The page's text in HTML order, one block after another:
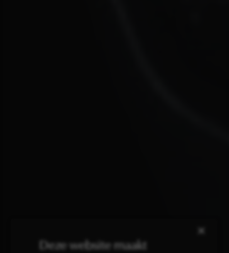
×
Deze website maakt